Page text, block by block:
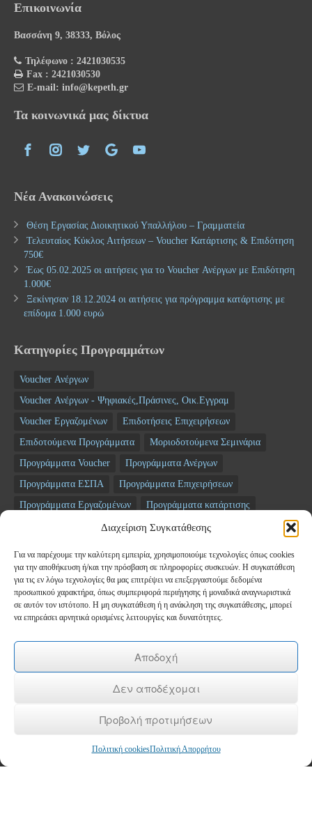
Διαχείριση Συγκατάθεσης
Για να παρέχουμε την καλύτερη εμπειρία, χρησιμοποιούμε τεχνολογίες όπως cookies
για την αποθήκευση ή/και την πρόσβαση σε πληροφορίες συσκευών. Η συγκατάθεση
για τις εν λόγω τεχνολογίες θα μας επιτρέψει να επεξεργαστούμε δεδομένα
προσωπικού χαρακτήρα, όπως συμπεριφορά περιήγησης ή μοναδικά αναγνωριστικά
σε αυτόν τον ιστότοπο. Η μη συγκατάθεση ή η ανάκληση της συγκατάθεσης, μπορεί
να επηρεάσει αρνητικά ορισμένες λειτουργίες και δυνατότητες.
Αποδοχή
Δεν αποδέχομαι
Προβολή προτιμήσεων
Πολιτική cookiesΠολιτική Απορρήτου
Επικοινωνία
Βασσάνη 9, 38333, Βόλος
Τηλέφωνο : 2421030535
Fax : 2421030530
E-mail: info@kepeth.gr
Τα κοινωνικά μας δίκτυα
Νέα Ανακοινώσεις
Θέση Εργασίας Διοικητικού Υπαλλήλου – Γραμματεία
Τελευταίος Κύκλος Αιτήσεων – Voucher Κατάρτισης & Επιδότηση
750€
Έως 05.02.2025 οι αιτήσεις για το Voucher Ανέργων με Επιδότηση
1.000€
Ξεκίνησαν 18.12.2024 οι αιτήσεις για πρόγραμμα κατάρτισης με
επίδομα 1.000 ευρώ
Κατηγορίες Προγραμμάτων
Voucher Ανέργων
Voucher Ανέργων - Ψηφιακές,Πράσινες, Οικ.Εγγραμ
Voucher Εργαζομένων
Επιδοτήσεις Επιχειρήσεων
Επιδοτούμενα Προγράμματα
Μοριοδοτούμενα Σεμινάρια
Προγράμματα Voucher
Προγράμματα Ανέργων
Προγράμματα ΕΣΠΑ
Προγράμματα Επιχειρήσεων
Προγράμματα Εργαζομένων
Προγράμματα κατάρτισης
ΤΑΜΕΙΟ ΑΝΑΚΑΜΨΗΣ
Newsletter
Email*
Όνομα